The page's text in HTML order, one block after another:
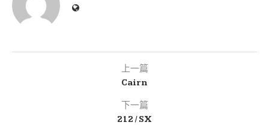
上一篇
Cairn
下一篇
212 / SX